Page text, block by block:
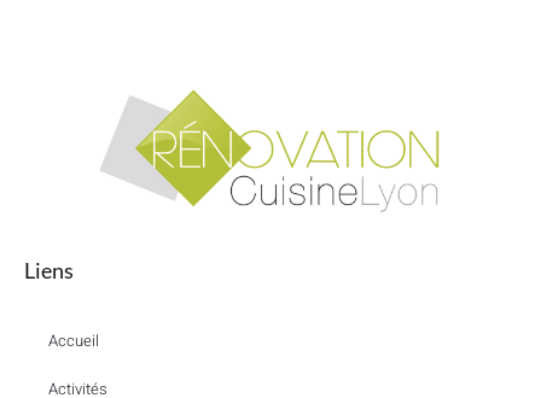
Liens
Accueil
Activités